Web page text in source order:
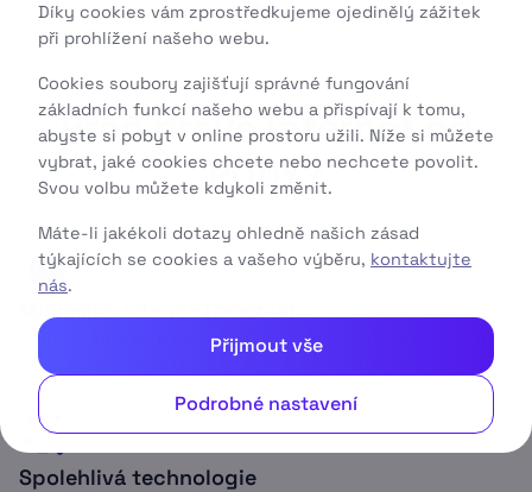
Proč právě internet od
PODY?
Užijte si hraní online her, streamování nebo sledování
videí v nadstandardní kvalitě s minimální latencí (cca
10 ms).
Spolehlivá technologie
Díky cookies vám zprostředkujeme ojedinělý zážitek
při prohlížení našeho webu.
Cookies soubory zajišťují správné fungování
základních funkcí našeho webu a přispívají k tomu,
abyste si pobyt v online prostoru užili. Níže si můžete
vybrat, jaké cookies chcete nebo nechcete povolit.
Svou volbu můžete kdykoli změnit.
Máte-li jakékoli dotazy ohledně našich zásad
týkajících se cookies a vašeho výběru, kontaktujte
nás.
Přijmout vše
Podrobné nastavení